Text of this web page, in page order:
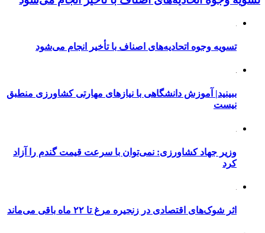
تسویه وجوه اتحادیه‌های اصناف با تأخیر انجام می‌شود
ببینید| آموزش دانشگاهی با نیازهای مهارتی کشاورزی منطبق
نیست
وزیر جهاد کشاورزی: نمی‌توان با سرعت قیمت گندم را آزاد
کرد
اثر شوک‌های اقتصادی در زنجیره مرغ تا ۲۲ ماه باقی می‌ماند